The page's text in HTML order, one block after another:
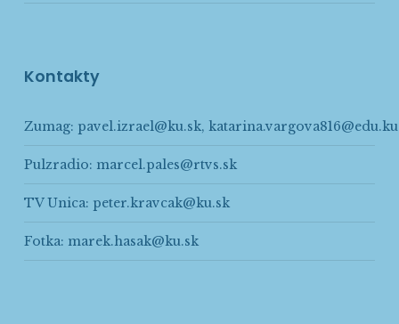
Kontakty
Zumag: pavel.izrael@ku.sk,
Pulzradio: marcel.pales@rtvs.sk
TV Unica: peter.kravcak@ku.sk
Fotka: marek.hasak@ku.sk